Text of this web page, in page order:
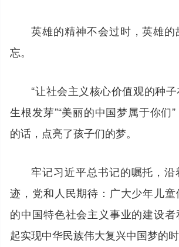
英雄的精神不会过时，英雄
忘。
“让社会主义核心价值观的种
生根发芽”“美丽的中国梦属于你们
的话，点亮了孩子们的梦。
牢记习近平总书记的嘱托，沿
迹，党和人民期待：广大少年儿
的中国特色社会主义事业的建设
起实现中华民族伟大复兴中国梦的时